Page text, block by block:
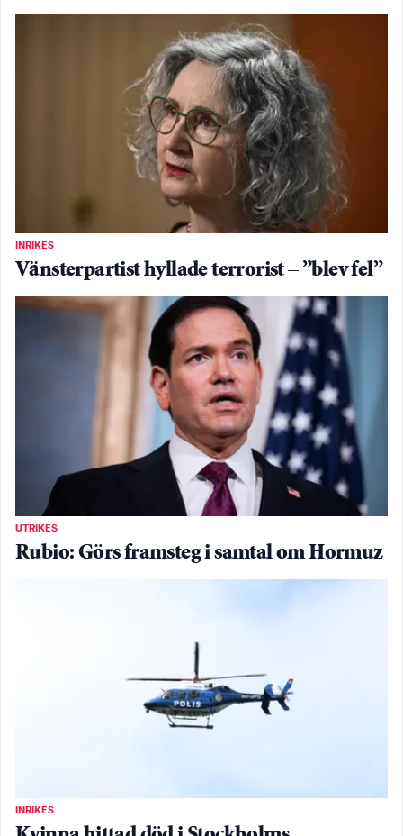
INRIKES
Vänsterpartist hyllade terrorist – ”blev fel”
UTRIKES
Rubio: Görs framsteg i samtal om Hormuz
INRIKES